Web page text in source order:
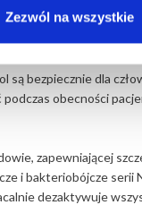
Zezwól na wszystkie
sztuk:
sąbezpiecznie dla
obecności
zapewniającej
i bakteriobójcze serii
dezaktywuje